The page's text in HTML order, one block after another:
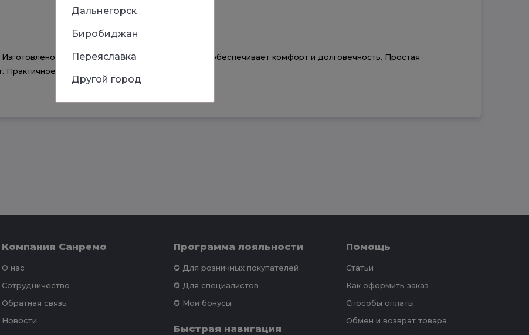
из высококачественных материалов, обеспечивает комфорт и долговечность. Простая
Практичное решение для ванной комнаты!
Компания Санремо
О нас
Сотрудничество
Обратная связь
Новости
Программа лояльности
✪ Для розничных покупателей
✪ Для специалистов
✪ Мои бонусы
Быстрая навигация
Помощь
Статьи
Как оформить заказ
Способы оплаты
Обмен и возврат товара
Дальнегорск
Биробиджан
Переяславка
Другой город